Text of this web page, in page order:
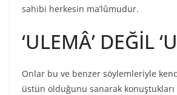
sahibi herkesin ma’lûmudur.
‘ULEMÂ’ DEĞİL
Onlar bu ve benzer söylemleriyle
üstün olduğunu sanarak